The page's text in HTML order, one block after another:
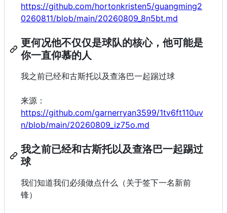
https://github.com/hortonkristen5/guangming2
0260811/blob/main/20260809_8n5bt.md
更何况他不仅仅是球队的核心，他可能是
你一直仰慕的人
我之前已经和古斯托以及查洛巴一起踢过球
来源：
https://github.com/garnerryan3599/1tv6ft110uv
n/blob/main/20260809_iz75o.md
我之前已经和古斯托以及查洛巴一起踢过
球
我们知道我们必须做点什么（关于签下一名新前
锋）